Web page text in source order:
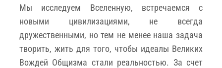
Мы исследуем Вселенную, встречаемся с
новыми цивилизациями, не всегда
дружественными, но тем не менее наша задача
творить, жить для того, чтобы идеалы Великих
Вождей Общизма стали реальностью. За счет